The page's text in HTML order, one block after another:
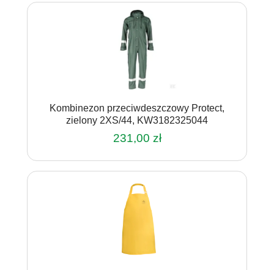
Kombinezon przeciwdeszczowy Protect,
zielony 2XS/44, KW3182325044
231,00 zł